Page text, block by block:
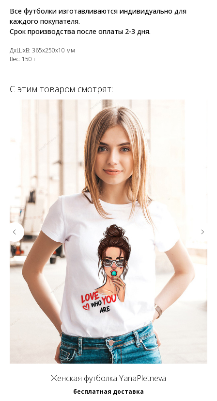
Все футболки изготавливаются индивидуально для
каждого покупателя.
Срок производства после оплаты 2-3 дня.
ДxШxВ: 365x250x10 мм
Вес: 150 г
С этим товаром смотрят:
Женская футболка YanaPletneva
бесплатная доставка